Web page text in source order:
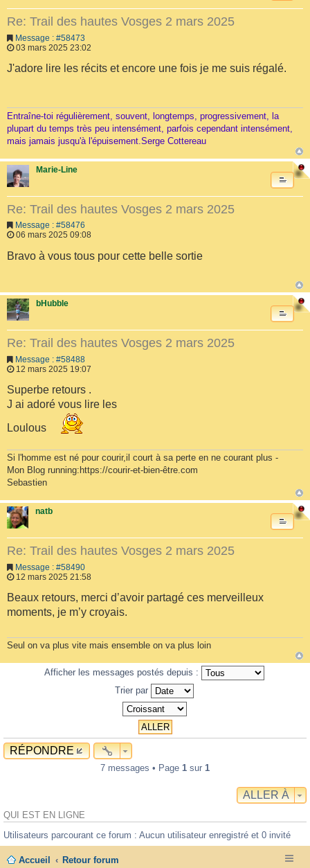
Re: Trail des hautes Vosges 2 mars 2025
Message : #58473
03 mars 2025 23:02
J'adore lire les récits et encore une fois je me suis régalé.
Entraîne-toi régulièrement, souvent, longtemps, progressivement, la
plupart du temps très peu intensément, parfois cependant intensément,
mais jamais jusqu'à l'épuisement.Serge Cottereau
Marie-Line
Re: Trail des hautes Vosges 2 mars 2025
Message : #58476
06 mars 2025 09:08
Bravo à vous tous pour cette belle sortie
bHubble
Re: Trail des hautes Vosges 2 mars 2025
Message : #58488
12 mars 2025 19:07
Superbe retours .
J ai adoré vous lire les
Loulous
Si l'homme est né pour courir,il court à sa perte en ne courant plus -
Mon Blog running:https://courir-et-bien-être.com
Sebastien
natb
Re: Trail des hautes Vosges 2 mars 2025
Message : #58490
12 mars 2025 21:58
Beaux retours, merci d’avoir partagé ces merveilleux
moments, je m’y croyais.
Seul on va plus vite mais ensemble on va plus loin
Afficher les messages postés depuis :
Trier par
RÉPONDRE
7 messages • Page 1 sur 1
ALLER À
QUI EST EN LIGNE
Utilisateurs parcourant ce forum : Aucun utilisateur enregistré et 0 invité
Accueil Retour forum